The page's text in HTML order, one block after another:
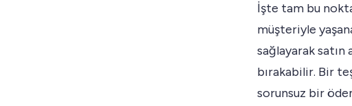
İşte tam bu
müşteriyle
sağlayarak satın
bırakabilir. Bir
sorunsuz bir